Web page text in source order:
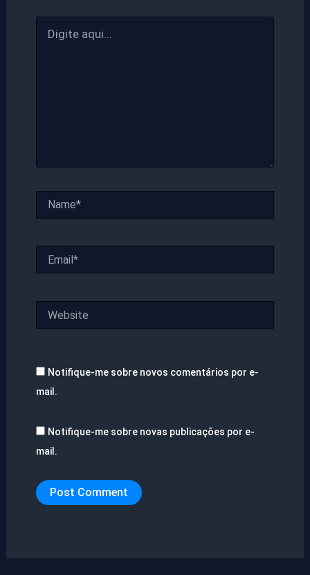
aqui...
Notifique-me sobre novos comentários por e-
mail.
Notifique-me sobre novas publicações por e-
mail.